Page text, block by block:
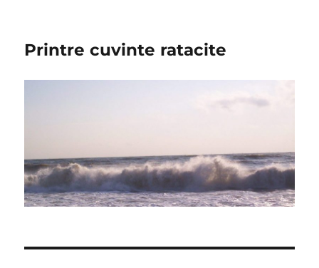
Printre cuvinte ratacite